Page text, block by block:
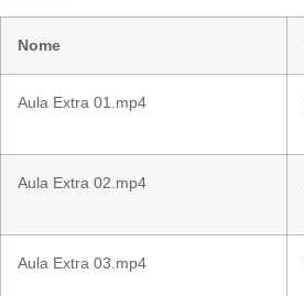
Nome
Aula Extra 01.mp4
Aula Extra 02.mp4
Aula Extra 03.mp4